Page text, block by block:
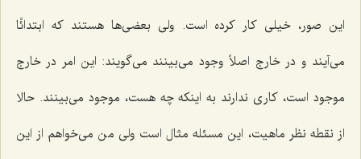
این صور، خیلى کار کرده است. ولى بعضى‌ها هستند که ابتدائًا
مى‌آیند و در خارج اصلاً وجود مى‌بینند مى‌گویند: این امر در خارج
موجود است، کارى ندارند به اینکه چه هست، موجود می‌بینند. حالا
از نقطه نظر ماهیت، این مسئله مثال است ولى من مى‌خواهم از این